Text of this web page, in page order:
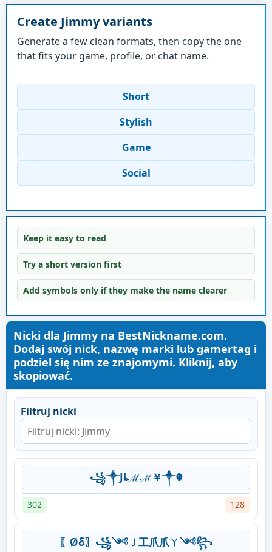
Create Jimmy variants
Generate a few clean formats, then copy the one
that fits your game, profile, or chat name.
Short
Stylish
Game
Social
Keep it easy to read
Try a short version first
Add symbols only if they make the name clearer
Nicki dla Jimmy na BestNickname.com.
Dodaj swój nick, nazwę marki lub gamertag i
podziel się nim ze znajomymi. Kliknij, aby
skopiować.
Filtruj nicki
꧁༒Jȴℳℳ￥༒☬
302 128
〖Øδ〗꧁༺Ｊ工爪爪ㄚ༺꧂